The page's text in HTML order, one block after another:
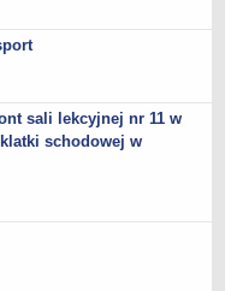
sali lekcyjnej nr 11 w
schodowej w